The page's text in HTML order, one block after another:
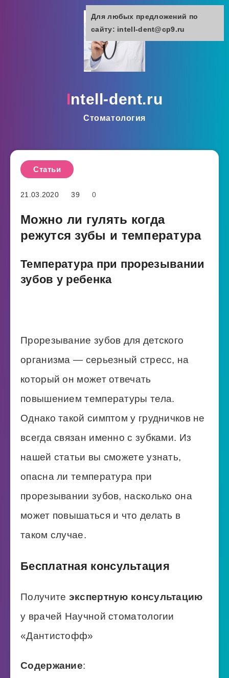
intell-dent.ru
Стоматология
Статьи
21.03.2020 39 0
Можно ли гулять когда
режутся зубы и температура
Температура при прорезывании
зубов у ребенка
Прорезывание зубов для детского
организма — серьезный стресс, на
который он может отвечать
повышением температуры тела.
Однако такой симптом у грудничков не
всегда связан именно с зубками. Из
нашей статьи вы сможете узнать,
опасна ли температура при
прорезывании зубов, насколько она
может повышаться и что делать в
таком случае.
Бесплатная консультация
Получите экспертную консультацию
у врачей Научной стоматологии
«Дантистофф»
Содержание:
Для любых предложений по
сайту: intell-dent@cp9.ru